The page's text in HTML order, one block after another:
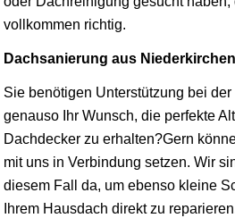
vollkommen richtig.
Dachsanierung aus
Sie benötigen Unterstützung bei
genauso Ihr Wunsch, die perfekte
Dachdecker zu erhalten?Gern
mit uns in Verbindung setzen. Wir
diesem Fall da, um ebenso kleine
Ihrem Hausdach direkt zu